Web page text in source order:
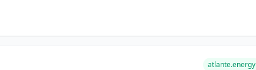
atlante.energy